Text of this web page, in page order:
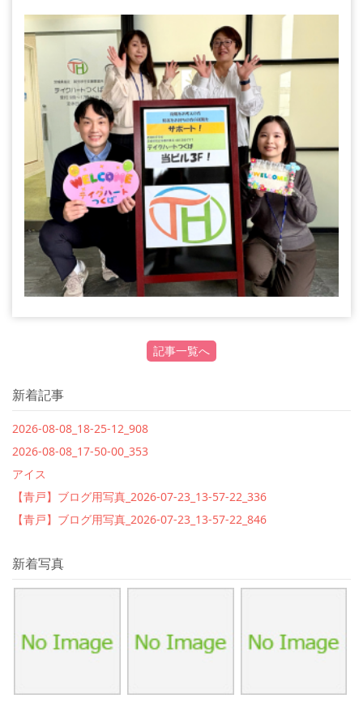
記事一覧へ
新着記事
2026-08-08_18-25-12_908
2026-08-08_17-50-00_353
アイス
【青戸】ブログ用写真_2026-07-23_13-57-22_336
【青戸】ブログ用写真_2026-07-23_13-57-22_846
新着写真